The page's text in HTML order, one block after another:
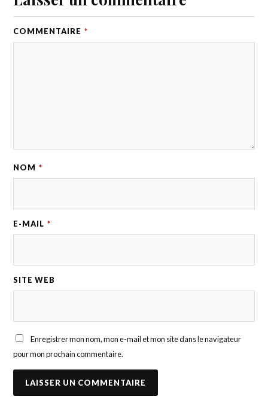
COMMENTAIRE *
NOM *
E-MAIL *
SITE WEB
Enregistrer mon nom, mon e-mail et mon site dans le navigateur
pour mon prochain commentaire.